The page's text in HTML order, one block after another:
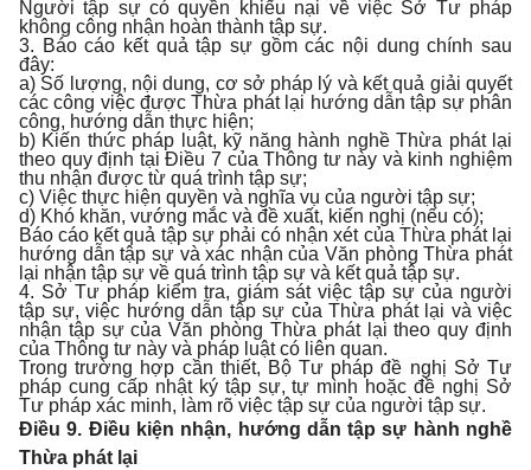
Người tập sự có quyền khiếu nại về việc Sở Tư pháp
không công nhận hoàn thành tập sự.
3. Báo cáo kết quả tập sự gồm các nội dung chính sau
đây:
a) Số lượng, nội dung, cơ sở pháp lý và kết quả giải quyết
các công việc được Thừa phát lại hướng dẫn tập sự phân
công, hướng dẫn thực hiện;
b) Kiến thức pháp luật, kỹ năng hành nghề Thừa phát lại
theo quy định tại Điều 7 của Thông tư này và kinh nghiệm
thu nhận được từ quá trình tập sự;
c) Việc thực hiện quyền và nghĩa vụ của người tập sự;
d) Khó khăn, vướng mắc và đề xuất, kiến nghị (nếu có);
Báo cáo kết quả tập sự phải có nhận xét của Thừa phát lại
hướng dẫn tập sự và xác nhận của Văn phòng Thừa phát
lại nhận tập sự về quá trình tập sự và kết quả tập sự.
4. Sở Tư pháp kiểm tra, giám sát việc tập sự của người
tập sự, việc hướng dẫn tập sự của Thừa phát lại và việc
nhận tập sự của Văn phòng Thừa phát lại theo quy định
của Thông tư này và pháp luật có liên quan.
Trong trường hợp cần thiết, Bộ Tư pháp đề nghị Sở Tư
pháp cung cấp nhật ký tập sự, tự mình hoặc đề nghị Sở
Tư pháp xác minh, làm rõ việc tập sự của người tập sự.
Điều 9. Điều kiện nhận, hướng dẫn tập sự hành nghề
Thừa phát lại